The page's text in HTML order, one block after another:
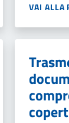
VAI ALLA